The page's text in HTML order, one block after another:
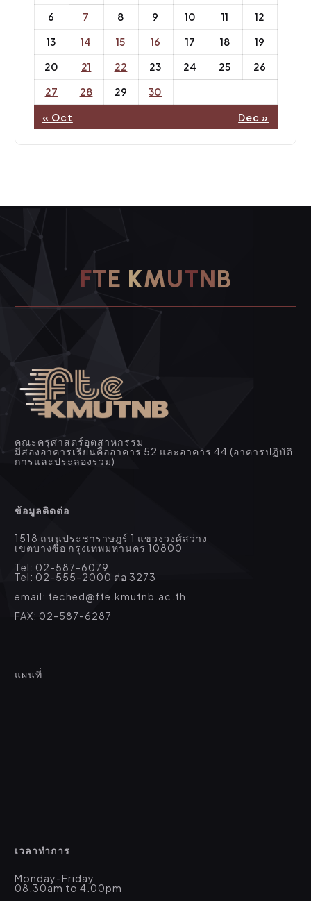
6
7 8 9 10 11
12
13
14 15 16 17 18
19
20
21 22 23 24 25
26
27
28 29 30
« Oct Dec »
FTE KMUTNB
คณะครุศาสตร์อุตสาหกรรม
มีสองอาคารเรียนคืออาคาร 52 และอาคาร 44 (อาคารปฏิบัติ
การและประลองรวม)
ข้อมูลติดต่อ
1518 ถนนประชาราษฎร์ 1 แขวงวงศ์สว่าง
เขตบางซื่อ กรุงเทพมหานคร 10800
Tel: 02-587-6079
Tel: 02-555-2000 ต่อ 3273
email: teched@fte.kmutnb.ac.th
FAX: 02-587-6287
แผนที่
เวลาทำการ
Monday-Friday:
08.30am to 4.00pm